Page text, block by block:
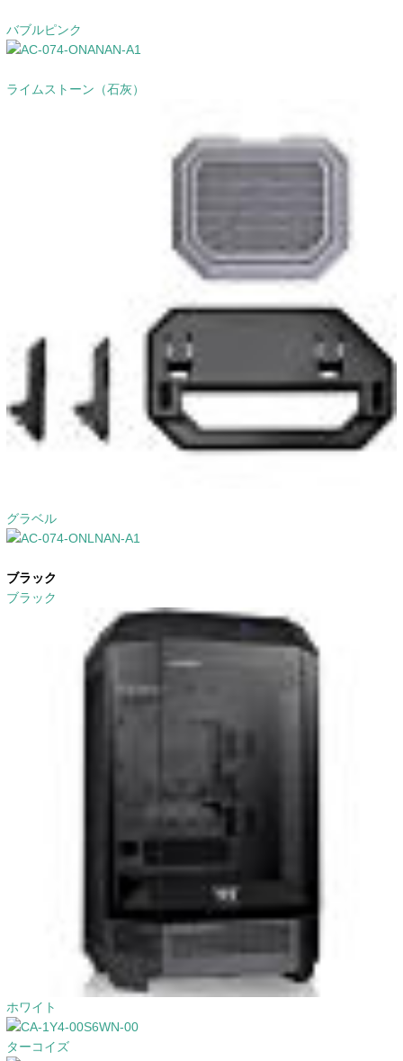
バブルピンク
ライムストーン（石灰）
グラベル
ブラック
ブラック
ホワイト
ターコイズ